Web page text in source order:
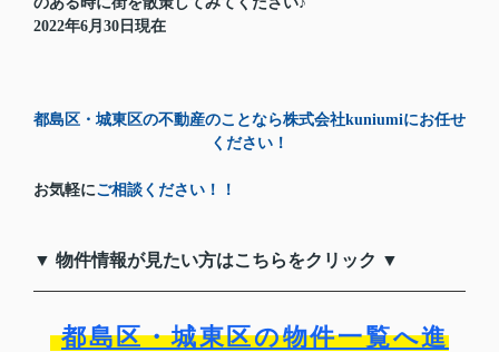
2022年6月30日現在
都島区・城東区の不動産のことなら株式会社kuniumiにお任せ
ください！
お気軽にご相談ください！！
▼ 物件情報が見たい方はこちらをクリック ▼
都島区・城東区の物件一覧へ進